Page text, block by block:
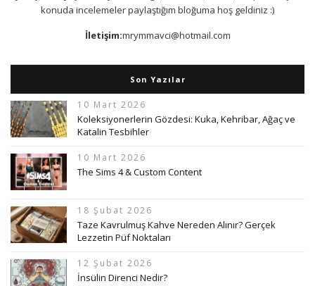
konuda incelemeler paylaştığım bloğuma hoş geldiniz :)
İletişim:mrymmavci@hotmail.com
Son Yazılar
10 Mart 2026
Koleksiyonerlerin Gözdesi: Kuka, Kehribar, Ağaç ve
Katalin Tesbihler
10 Mart 2026
The Sims 4 & Custom Content
18 Şubat 2026
Taze Kavrulmuş Kahve Nereden Alınır? Gerçek
Lezzetin Püf Noktaları
12 Şubat 2026
İnsülin Direnci Nedir?